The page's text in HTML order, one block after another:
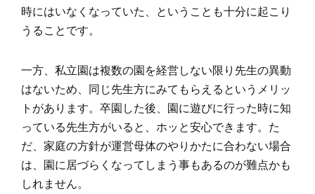
時にはいなくなっていた、ということも十分に起こり
うることです。
一方、私立園は複数の園を経営しない限り先生の異動
はないため、同じ先生方にみてもらえるというメリッ
トがあります。卒園した後、園に遊びに行った時に知
っている先生方がいると、ホッと安心できます。た
だ、家庭の方針が運営母体のやりかたに合わない場合
は、園に居づらくなってしまう事もあるのが難点かも
しれません。